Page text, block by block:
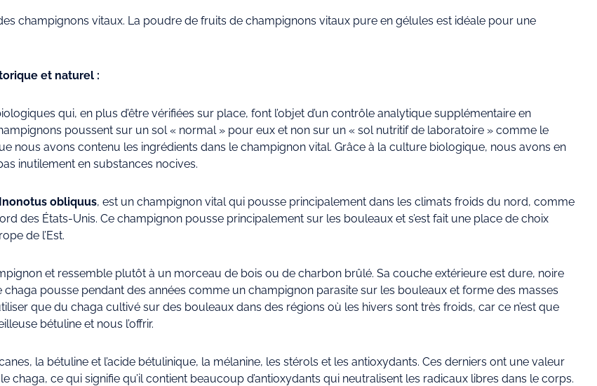
champignons vitaux. La poudre de fruits de champignons vitaux pure en gélules est idéale pour une
et naturel :
qui, en plus d’être vérifiées sur place, font l’objet d’un contrôle analytique supplémentaire en
poussent sur un sol « normal » pour eux et non sur un « sol nutritif de laboratoire » comme le
nous avons contenu les ingrédients dans le champignon vital. Grâce à la culture biologique, nous avons en
inutilement en substances nocives.
Inonotus obliquus, est un champignon vital qui pousse principalement dans les climats froids du nord, comme
des États-Unis. Ce champignon pousse principalement sur les bouleaux et s’est fait une place de choix
de l’Est.
et ressemble plutôt à un morceau de bois ou de charbon brûlé. Sa couche extérieure est dure, noire
pousse pendant des années comme un champignon parasite sur les bouleaux et forme des masses
que du chaga cultivé sur des bouleaux dans des régions où les hivers sont très froids, car ce n’est que
bétuline et nous l’offrir.
la bétuline et l’acide bétulinique, la mélanine, les stérols et les antioxydants. Ces derniers ont une valeur
chaga, ce qui signifie qu’il contient beaucoup d’antioxydants qui neutralisent les radicaux libres dans le corps.